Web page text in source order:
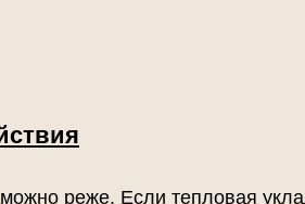
реже. Если тепловая